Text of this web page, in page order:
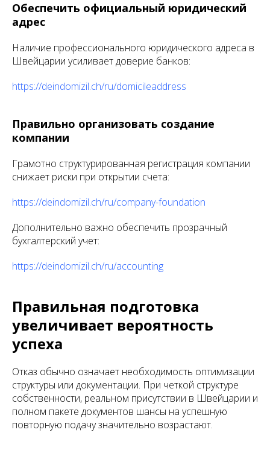
Обеспечить официальный юридический
адрес
Наличие профессионального юридического адреса в
Швейцарии усиливает доверие банков:
https://deindomizil.ch/ru/domicileaddress
Правильно организовать создание
компании
Грамотно структурированная регистрация компании
снижает риски при открытии счета:
https://deindomizil.ch/ru/company-foundation
Дополнительно важно обеспечить прозрачный
бухгалтерский учет:
https://deindomizil.ch/ru/accounting
Правильная подготовка
увеличивает вероятность
успеха
Отказ обычно означает необходимость оптимизации
структуры или документации. При четкой структуре
собственности, реальном присутствии в Швейцарии и
полном пакете документов шансы на успешную
повторную подачу значительно возрастают.